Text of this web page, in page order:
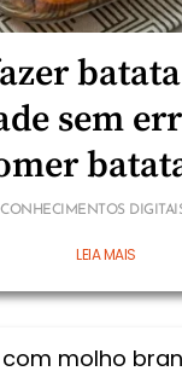
sem
LEIA MAIS